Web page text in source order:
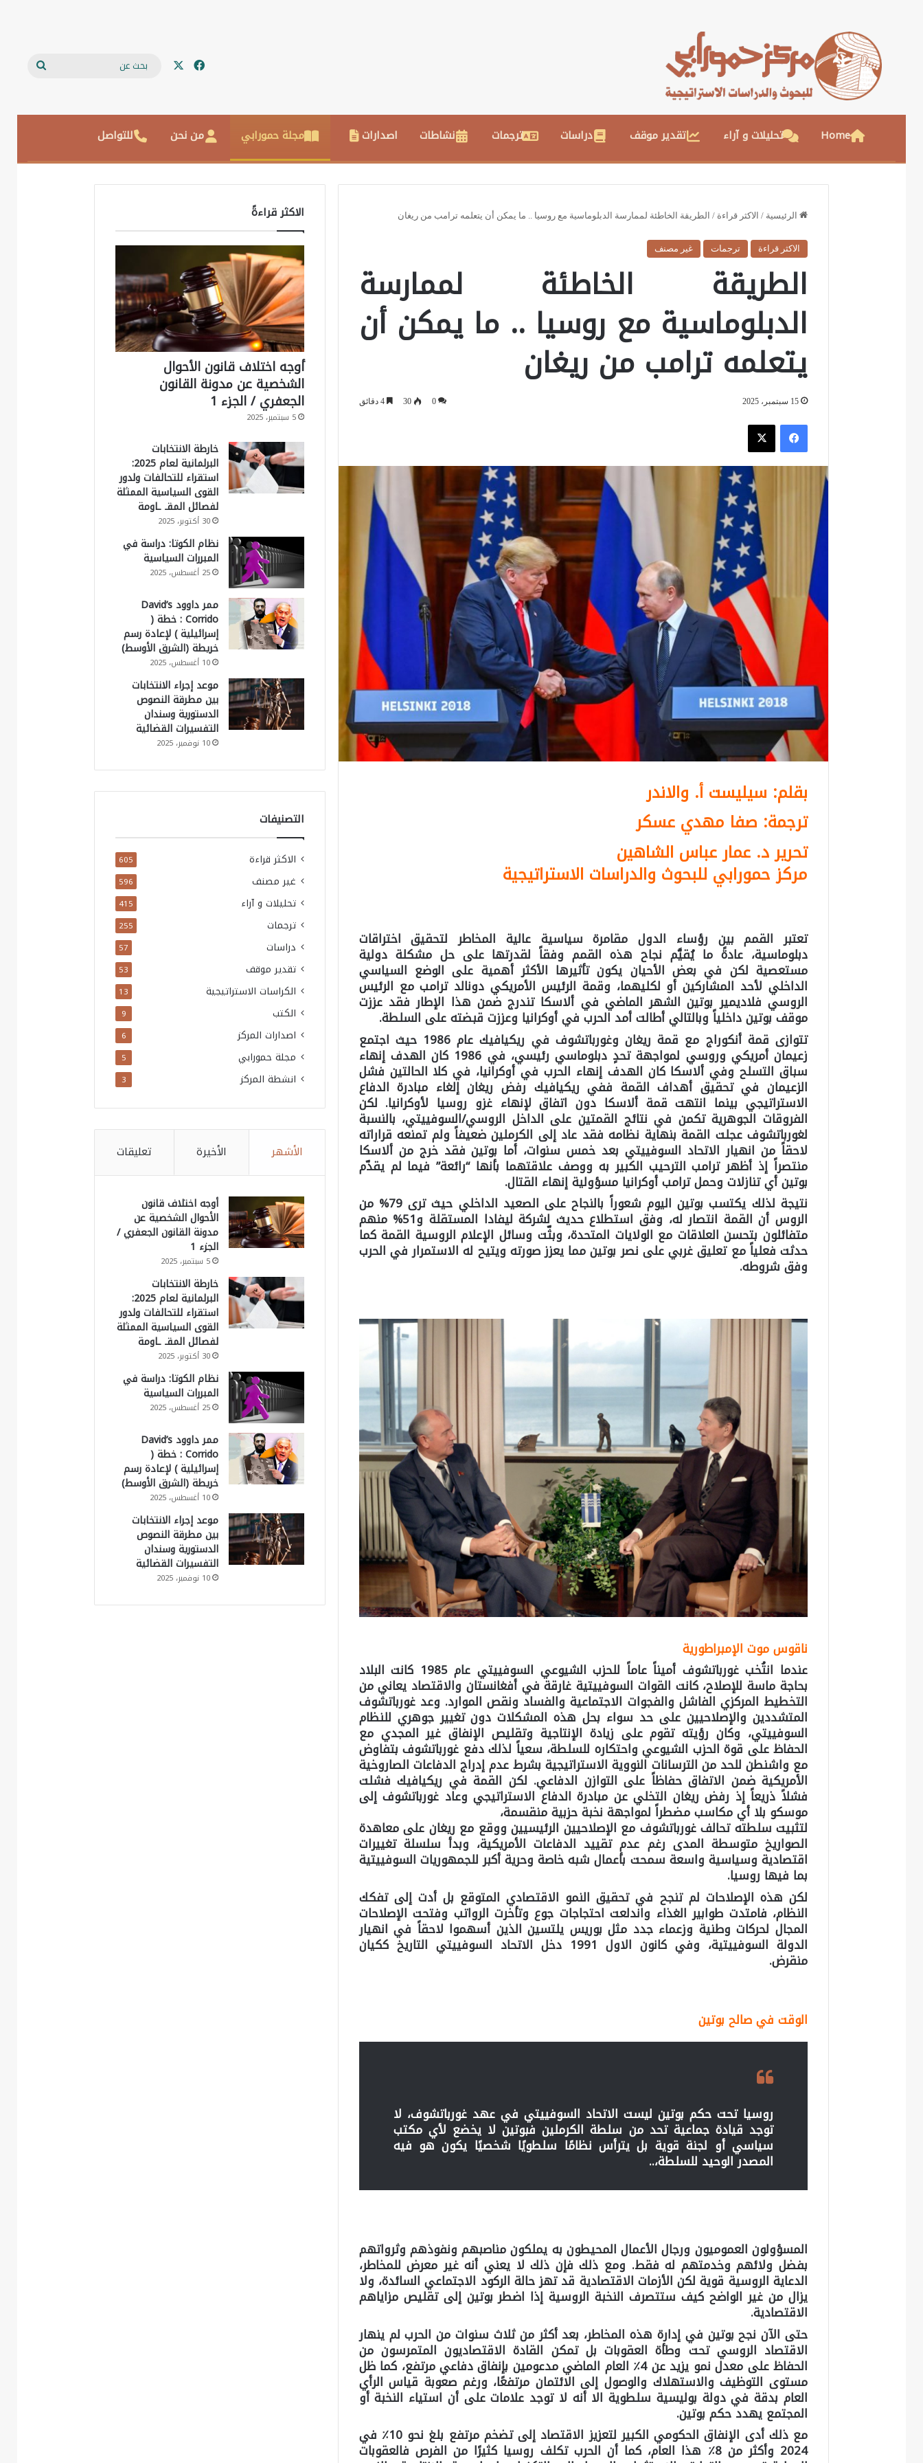
فيسبوك
Home تحليلات و آراء تقدير موقف دراسات ترجمات نشاطات اصدارات مجلة حمورابي من نحن للتواصل
الرئيسية / الاكثر قراءة / الطريقة الخاطئة لممارسة الدبلوماسية مع روسيا .. ما يمكن أن يتعلمه ترامب من ريغان
الاكثر قراءة ترجمات غير مصنف
الطريقة الخاطئة لممارسة
الدبلوماسية مع روسيا .. ما يمكن أن
يتعلمه ترامب من ريغان
15 سبتمبر، 2025 0
30 4 دقائق
فيسبوك
بقلم: سيليست أ. والاندر
ترجمة: صفا مهدي عسكر
تحرير د. عمار عباس الشاهين
مركز حمورابي للبحوث والدراسات الاستراتيجية
تعتبر القمم بين رؤساء الدول مقامرة سياسية عالية المخاطر لتحقيق اختراقات
دبلوماسية، عادةً ما يُقيَّم نجاح هذه القمم وفقاً لقدرتها على حل مشكلة دولية
مستعصية لكن في بعض الأحيان يكون تأثيرها الأكثر أهمية على الوضع السياسي
الداخلي لأحد المشاركين أو لكليهما، وقمة الرئيس الأمريكي دونالد ترامب مع الرئيس
الروسي فلاديمير بوتين الشهر الماضي في ألاسكا تندرج ضمن هذا الإطار فقد عززت
موقف بوتين داخلياً وبالتالي أطالت أمد الحرب في أوكرانيا وعززت قبضته على السلطة.
تتوازى قمة أنكوراج مع قمة ريغان وغورباتشوف في ريكيافيك عام 1986 حيث اجتمع
زعيمان أمريكي وروسي لمواجهة تحدٍ دبلوماسي رئيسي، في 1986 كان الهدف إنهاء
سباق التسلح وفي ألاسكا كان الهدف إنهاء الحرب في أوكرانيا، في كلا الحالتين فشل
الزعيمان في تحقيق أهداف القمة ففي ريكيافيك رفض ريغان إلغاء مبادرة الدفاع
الاستراتيجي بينما انتهت قمة ألاسكا دون اتفاق لإنهاء غزو روسيا لأوكرانيا. لكن
الفروقات الجوهرية تكمن في نتائج القمتين على الداخل الروسي/السوفييتي، بالنسبة
لغورباتشوف عجلت القمة بنهاية نظامه فقد عاد إلى الكرملين ضعيفاً ولم تمنعه قراراته
لاحقاً من انهيار الاتحاد السوفييتي بعد خمس سنوات، أما بوتين فقد خرج من ألاسكا
منتصراً إذ أظهر ترامب الترحيب الكبير به ووصف علاقتهما بأنها “رائعة” فيما لم يقدّم
بوتين أي تنازلات وحمل ترامب أوكرانيا مسؤولية إنهاء القتال.
نتيجة لذلك يكتسب بوتين اليوم شعوراً بالنجاح على الصعيد الداخلي حيث ترى 79% من
الروس أن القمة انتصار له، وفق استطلاع حديث لشركة ليفادا المستقلة و51% منهم
متفائلون بتحسن العلاقات مع الولايات المتحدة، وبثّت وسائل الإعلام الروسية القمة كما
حدثت فعلياً مع تعليق غربي على نصر بوتين مما يعزز صورته ويتيح له الاستمرار في الحرب
وفق شروطه.
ناقوس موت الإمبراطورية
عندما انتُخب غورباتشوف أميناً عاماً للحزب الشيوعي السوفييتي عام 1985 كانت البلاد
بحاجة ماسة للإصلاح، كانت القوات السوفييتية غارقة في أفغانستان والاقتصاد يعاني من
التخطيط المركزي الفاشل والفجوات الاجتماعية والفساد ونقص الموارد. وعد غورباتشوف
المتشددين والإصلاحيين على حد سواء بحل هذه المشكلات دون تغيير جوهري للنظام
السوفييتي، وكان رؤيته تقوم على زيادة الإنتاجية وتقليص الإنفاق غير المجدي مع
الحفاظ على قوة الحزب الشيوعي واحتكاره للسلطة، سعياً لذلك دفع غورباتشوف بتفاوض
مع واشنطن للحد من الترسانات النووية الاستراتيجية بشرط عدم إدراج الدفاعات الصاروخية
الأمريكية ضمن الاتفاق حفاظاً على التوازن الدفاعي. لكن القمة في ريكيافيك فشلت
فشلاً ذريعاً إذ رفض ريغان التخلي عن مبادرة الدفاع الاستراتيجي وعاد غورباتشوف إلى
موسكو بلا أي مكاسب مضطراً لمواجهة نخبة حزبية منقسمة،
لتثبيت سلطته تحالف غورباتشوف مع الإصلاحيين الرئيسيين ووقع مع ريغان على معاهدة
الصواريخ متوسطة المدى رغم عدم تقييد الدفاعات الأمريكية، وبدأ سلسلة تغييرات
اقتصادية وسياسية واسعة سمحت بأعمال شبه خاصة وحرية أكبر للجمهوريات السوفييتية
بما فيها روسيا.
لكن هذه الإصلاحات لم تنجح في تحقيق النمو الاقتصادي المتوقع بل أدت إلى تفكك
النظام، فامتدت طوابير الغذاء واندلعت احتجاجات جوع وتأخرت الرواتب وفتحت الإصلاحات
المجال لحركات وطنية وزعماء جدد مثل بوريس يلتسين الذين أسهموا لاحقاً في انهيار
الدولة السوفييتية، وفي كانون الاول 1991 دخل الاتحاد السوفييتي التاريخ ككيان
منقرض.
الوقت في صالح بوتين
روسيا تحت حكم بوتين ليست الاتحاد السوفييتي في عهد غورباتشوف، لا
توجد قيادة جماعية تحد من سلطة الكرملين فبوتين لا يخضع لأي مكتب
سياسي أو لجنة قوية بل يترأس نظامًا سلطويًا شخصيًا يكون هو فيه
المصدر الوحيد للسلطة،..
المسؤولون العموميون ورجال الأعمال المحيطون به يملكون مناصبهم ونفوذهم وثرواتهم
بفضل ولائهم وخدمتهم له فقط. ومع ذلك فإن ذلك لا يعني أنه غير معرض للمخاطر،
الدعاية الروسية قوية لكن الأزمات الاقتصادية قد تهز حالة الركود الاجتماعي السائدة، ولا
يزال من غير الواضح كيف ستتصرف النخبة الروسية إذا اضطر بوتين إلى تقليص مزاياهم
الاقتصادية.
حتى الآن نجح بوتين في إدارة هذه المخاطر، بعد أكثر من ثلاث سنوات من الحرب لم ينهار
الاقتصاد الروسي تحت وطأة العقوبات بل تمكن القادة الاقتصاديون المتمرسون من
الحفاظ على معدل نمو يزيد عن 4٪ العام الماضي مدعومين بإنفاق دفاعي مرتفع، كما ظل
مستوى التوظيف والاستهلاك والوصول إلى الائتمان مرتفعًا، ورغم صعوبة قياس الرأي
العام بدقة في دولة بوليسية سلطوية الا أنه لا توجد علامات على أن استياء النخبة أو
المجتمع يهدد حكم بوتين.
مع ذلك أدى الإنفاق الحكومي الكبير لتعزيز الاقتصاد إلى تضخم مرتفع بلغ نحو 10٪ في
2024 وأكثر من 8٪ هذا العام، كما أن الحرب تكلف روسيا كثيرًا من الفرص فالعقوبات
الاكثر قراءةً
أوجه اختلاف قانون الأحوال
الشخصية عن مدونة القانون
الجعفري / الجزء 1
5 سبتمبر، 2025
خارطة الانتخابات
البرلمانية لعام 2025:
استقراء للتحالفات ولدور
القوى السياسية الممثلة
لفصائل المقـ ـاومة
30 أكتوبر، 2025
نظام الكوتا: دراسة في
المبررات السياسية
25 أغسطس، 2025
ممر داوود David’s
Corrido : خطة (
إسرائيلية ) لإعادة رسم
خريطة (الشرق الأوسط)
10 أغسطس، 2025
موعد إجراء الانتخابات
بين مطرقة النصوص
الدستورية وسندان
التفسيرات القضائية
10 نوفمبر، 2025
التصنيفات
الاكثر قراءة 605
غير مصنف 596
تحليلات و آراء 415
ترجمات 255
دراسات 57
تقدير موقف 53
الكراسات الاستراتيجية 13
الكتب 9
اصدارات المركز 6
مجلة حمورابي 5
انشطة المركز 3
الأشهر الأخيرة تعليقات
أوجه اختلاف قانون
الأحوال الشخصية عن
مدونة القانون الجعفري /
الجزء 1
5 سبتمبر، 2025
خارطة الانتخابات
البرلمانية لعام 2025:
استقراء للتحالفات ولدور
القوى السياسية الممثلة
لفصائل المقـ ـاومة
30 أكتوبر، 2025
نظام الكوتا: دراسة في
المبررات السياسية
25 أغسطس، 2025
ممر داوود David’s
Corrido : خطة (
إسرائيلية ) لإعادة رسم
خريطة (الشرق الأوسط)
10 أغسطس، 2025
موعد إجراء الانتخابات
بين مطرقة النصوص
الدستورية وسندان
التفسيرات القضائية
10 نوفمبر، 2025